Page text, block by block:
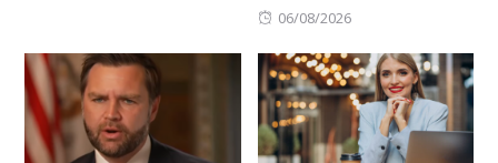
Posted
06/08/2026